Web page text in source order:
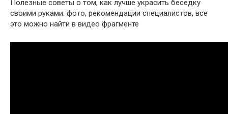
Полезные советы о том, как лучше украсить беседку
своими руками: фото, рекомендации специалистов, все
это можно найти в видео фрагменте